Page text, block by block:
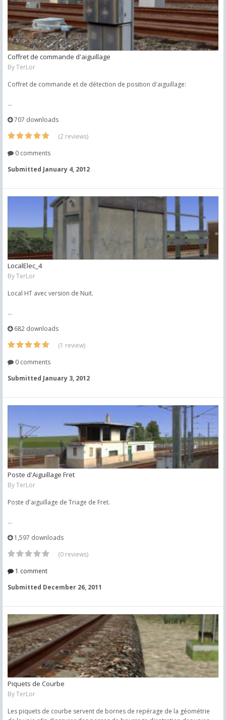
Coffret de commande d'aiguillage
ByTerLor
Coffret de commande et de détection de position d'aiguillage:
...
707 downloads
(2 reviews)
0 comments
Submitted January 4, 2012
LocalElec_4
ByTerLor
Local HT avec version de Nuit.
...
682 downloads
(1 review)
0 comments
Submitted January 3, 2012
Poste d'Aiguillage Fret
ByTerLor
Poste d'aiguillage de Triage de Fret.
...
1,597 downloads
(0 reviews)
1 comment
Submitted December 26, 2011
Piquets de Courbe
ByTerLor
Les piquets de courbe servent de bornes de repérage de la géométrie